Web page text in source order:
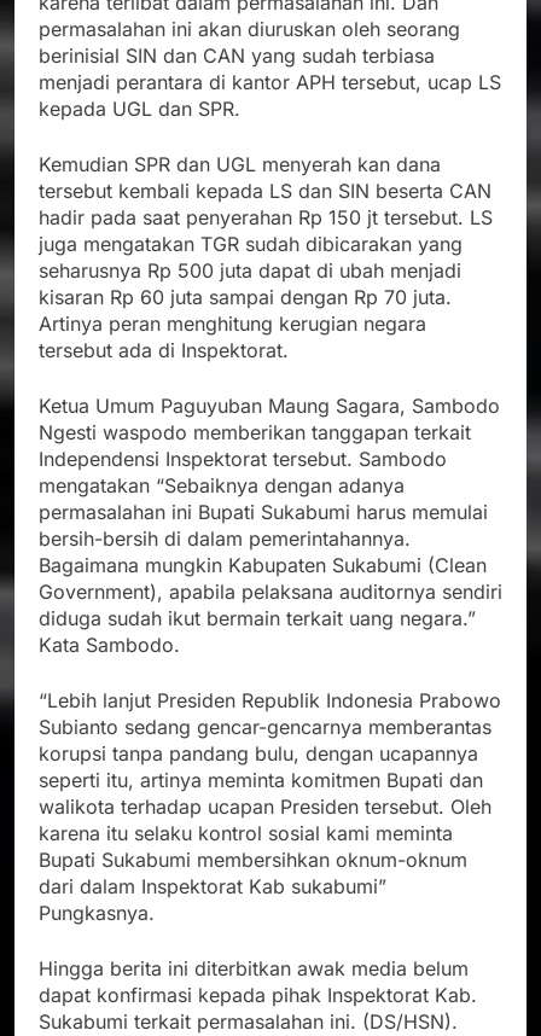
permasalahan ini akan diuruskan oleh seorang
berinisial SIN dan CAN yang sudah terbiasa
menjadi perantara di kantor APH tersebut, ucap LS
kepada UGL dan SPR.
Kemudian SPR dan UGL menyerah kan dana
tersebut kembali kepada LS dan SIN beserta CAN
hadir pada saat penyerahan Rp 150 jt tersebut. LS
juga mengatakan TGR sudah dibicarakan yang
seharusnya Rp 500 juta dapat di ubah menjadi
kisaran Rp 60 juta sampai dengan Rp 70 juta.
Artinya peran menghitung kerugian negara
tersebut ada di Inspektorat.
Ketua Umum Paguyuban Maung Sagara, Sambodo
Ngesti waspodo memberikan tanggapan terkait
Independensi Inspektorat tersebut. Sambodo
mengatakan “Sebaiknya dengan adanya
permasalahan ini Bupati Sukabumi harus memulai
bersih-bersih di dalam pemerintahannya.
Bagaimana mungkin Kabupaten Sukabumi (Clean
Government), apabila pelaksana auditornya sendiri
diduga sudah ikut bermain terkait uang negara.”
Kata Sambodo.
“Lebih lanjut Presiden Republik Indonesia Prabowo
Subianto sedang gencar-gencarnya memberantas
korupsi tanpa pandang bulu, dengan ucapannya
seperti itu, artinya meminta komitmen Bupati dan
walikota terhadap ucapan Presiden tersebut. Oleh
karena itu selaku kontrol sosial kami meminta
Bupati Sukabumi membersihkan oknum-oknum
dari dalam Inspektorat Kab sukabumi”
Pungkasnya.
Hingga berita ini diterbitkan awak media belum
dapat konfirmasi kepada pihak Inspektorat Kab.
Sukabumi terkait permasalahan ini. (DS/HSN).